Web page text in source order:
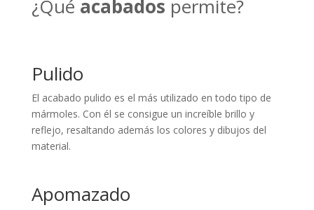
¿Qué acabados permite?
Pulido
El acabado pulido es el más utilizado en todo tipo de
mármoles. Con él se consigue un increíble brillo y
reflejo, resaltando además los colores y dibujos del
material.
Apomazado